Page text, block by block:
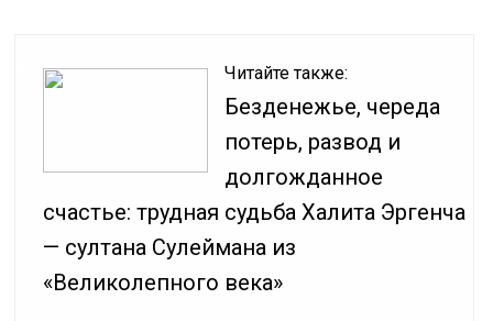
Читайте также:
Безденежье, череда
потерь, развод и
долгожданное
счастье: трудная судьба Халита Эргенча
— султана Сулеймана из
«Великолепного века»